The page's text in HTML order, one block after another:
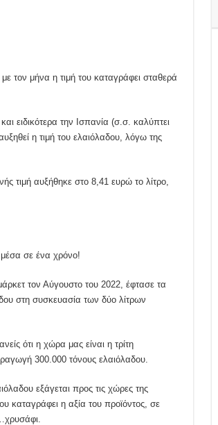
τον μήνα η τιμή του καταγράφει σταθερά
ειδικότερα την Ισπανία (σ.σ. καλύπτει
η τιμή του ελαιόλαδου, λόγω της
τιμή αυξήθηκε στο 8,41 ευρώ το λίτρο,
σε ένα χρόνο!
τον Αύγουστο του 2022, έφτασε τα
στη συσκευασία των δύο λίτρων
ότι η χώρα μας είναι η τρίτη
300.000 τόνους ελαιόλαδου.
εξάγεται προς τις χώρες της
καταγράφει η αξία του προϊόντος, σε